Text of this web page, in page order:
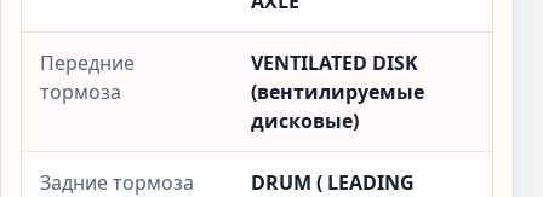
Передние
тормоза
VENTILATED DISK
(вентилируемые
дисковые)
Задние тормоза
DRUM ( LEADING